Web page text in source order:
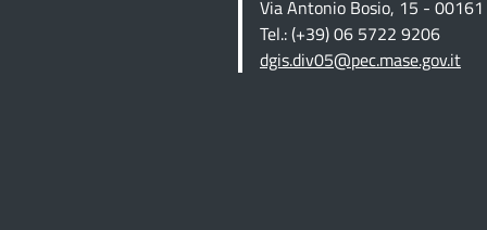
Via Antonio Bosio, 15 - 00161
Tel.: (+39) 06 5722 9206
dgis.div05@pec.mase.gov.it